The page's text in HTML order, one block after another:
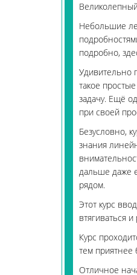
Небольшие
подробно,
Удивительно
такое
задачу. Ещё
при своей
Безусловно,
знания
дальше даже
рядом.
Этот курс
втягиваться
Курс
тем приятнее
Отличное